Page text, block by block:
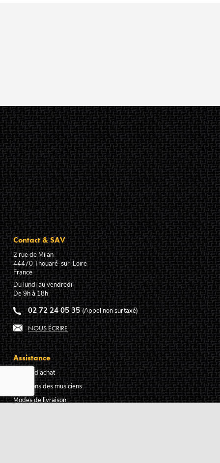
Contact & SAV
2 rue de Milan
44470Thouaré-sur-Loire
France
Du lundi au vendredi
De 9h à 18h
02 72 24 05 35 (Appel non surtaxé)
NOUS ÉCRIRE
Assistance
Guides d'achat
Questions des musiciens
Modes de livraison